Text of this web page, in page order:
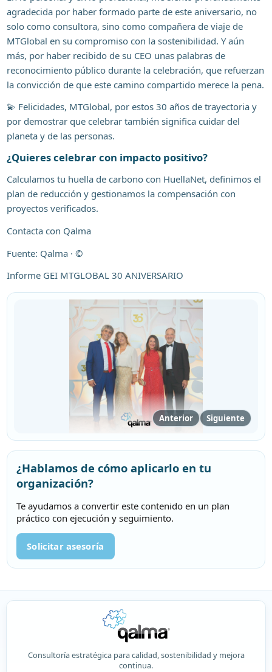
agradecida por haber formado parte de este aniversario, no
solo como consultora, sino como compañera de viaje de
MTGlobal en su compromiso con la sostenibilidad. Y aún
más, por haber recibido de su CEO unas palabras de
reconocimiento público durante la celebración, que refuerzan
la convicción de que este camino compartido merece la pena.
💫 Felicidades, MTGlobal, por estos 30 años de trayectoria y
por demostrar que celebrar también significa cuidar del
planeta y de las personas.
¿Quieres celebrar con impacto positivo?
Calculamos tu huella de carbono con HuellaNet, definimos el
plan de reducción y gestionamos la compensación con
proyectos verificados.
Contacta con Qalma
Fuente: Qalma · ©
Informe GEI MTGLOBAL 30 ANIVERSARIO
Anterior Siguiente
¿Hablamos de cómo aplicarlo en tu
organización?
Te ayudamos a convertir este contenido en un plan
práctico con ejecución y seguimiento.
Solicitar asesoría
Consultoría estratégica para calidad, sostenibilidad y mejora
continua.